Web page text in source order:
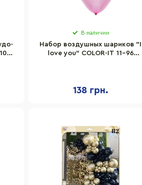
В наличии
Набор воздушных шариков "I
love you" COLOR-IT 11-96
138 грн.